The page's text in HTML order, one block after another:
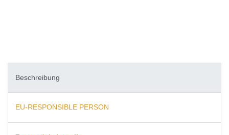
Beschreibung
EU-RESPONSIBLE PERSON